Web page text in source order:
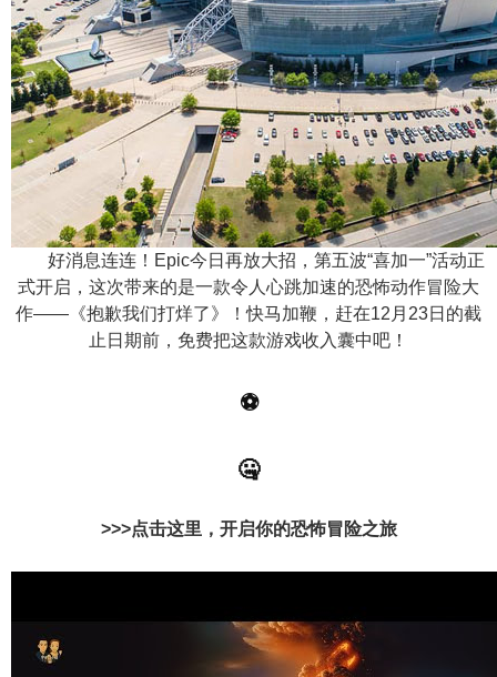
n
好消息连连！Epic今日再放大招，第五波“喜加一”活动正
式开启，这次带来的是一款令人心跳加速的恐怖动作冒险大
作——《抱歉我们打烊了》！快马加鞭，赶在12月23日的截
止日期前，免费把这款游戏收入囊中吧！
⚽
🤐
>>>点击这里，开启你的恐怖冒险之旅